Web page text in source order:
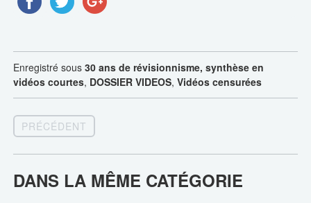
Enregistré sous 30 ans de révisionnisme, synthèse en
vidéos courtes, DOSSIER VIDEOS, Vidéos censurées
PRÉCÉDENT
DANS LA MÊME CATÉGORIE